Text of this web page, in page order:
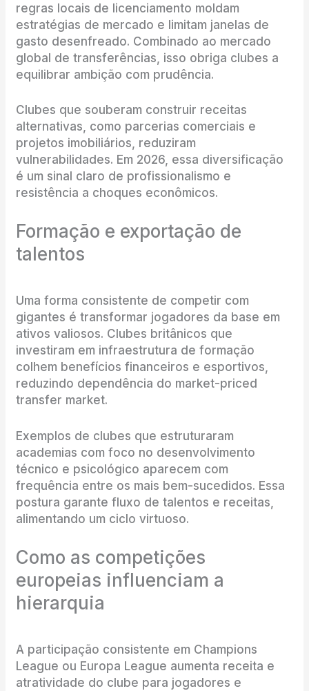
regras locais de licenciamento moldam
estratégias de mercado e limitam janelas de
gasto desenfreado. Combinado ao mercado
global de transferências, isso obriga clubes a
equilibrar ambição com prudência.
Clubes que souberam construir receitas
alternativas, como parcerias comerciais e
projetos imobiliários, reduziram
vulnerabilidades. Em 2026, essa diversificação
é um sinal claro de profissionalismo e
resistência a choques econômicos.
Formação e exportação de
talentos
Uma forma consistente de competir com
gigantes é transformar jogadores da base em
ativos valiosos. Clubes britânicos que
investiram em infraestrutura de formação
colhem benefícios financeiros e esportivos,
reduzindo dependência do market-priced
transfer market.
Exemplos de clubes que estruturaram
academias com foco no desenvolvimento
técnico e psicológico aparecem com
frequência entre os mais bem-sucedidos. Essa
postura garante fluxo de talentos e receitas,
alimentando um ciclo virtuoso.
Como as competições
europeias influenciam a
hierarquia
A participação consistente em Champions
League ou Europa League aumenta receita e
atratividade do clube para jogadores e